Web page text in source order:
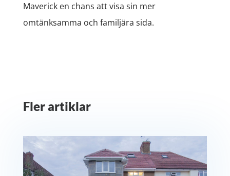
Maverick en chans att visa sin mer
omtänksamma och familjära sida.
Fler artiklar